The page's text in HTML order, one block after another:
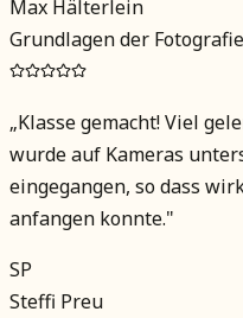
Max Hälterlein
Grundlagen der Fotografie
„Klasse gemacht! Viel
wurde auf Kameras
eingegangen, so dass
anfangen konnte."
SP
Steffi Preu